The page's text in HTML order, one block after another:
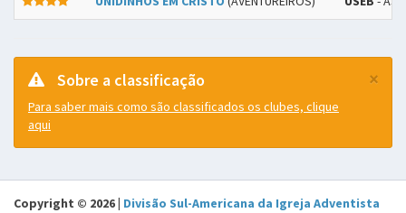
×
Sobre a classificação
Para saber mais como são classificados os clubes, clique
aqui
Copyright © 2026 | Divisão Sul-Americana da Igreja Adventista